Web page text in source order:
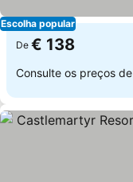
Escolha popular
De € 138
Consulte os preços de